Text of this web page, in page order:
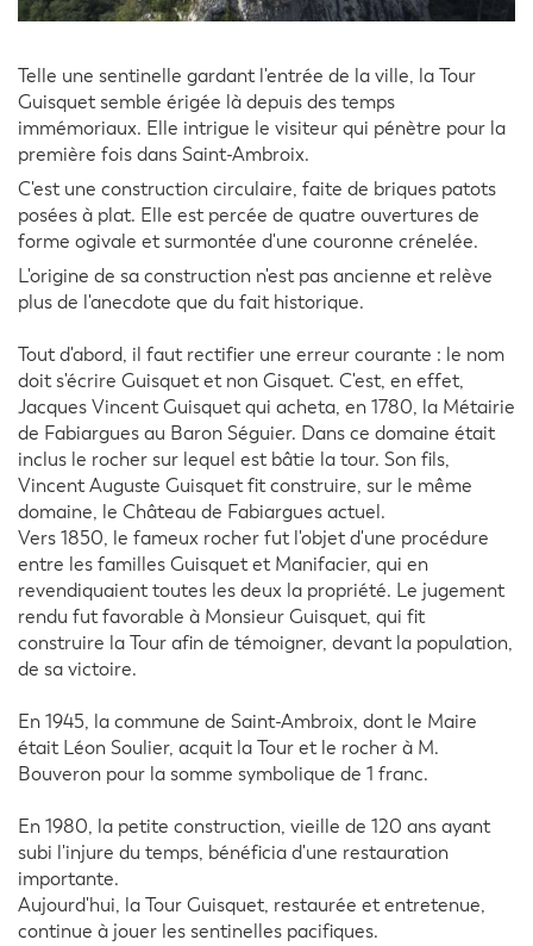
Telle une sentinelle gardant l'entrée de la ville, la Tour
Guisquet semble érigée là depuis des temps
immémoriaux. Elle intrigue le visiteur qui pénètre pour la
première fois dans Saint-Ambroix.
C'est une construction circulaire, faite de briques patots
posées à plat. Elle est percée de quatre ouvertures de
forme ogivale et surmontée d'une couronne crénelée.
L'origine de sa construction n'est pas ancienne et relève
plus de l'anecdote que du fait historique.
Tout d'abord, il faut rectifier une erreur courante : le nom
doit s'écrire Guisquet et non Gisquet. C'est, en effet,
Jacques Vincent Guisquet qui acheta, en 1780, la Métairie
de Fabiargues au Baron Séguier. Dans ce domaine était
inclus le rocher sur lequel est bâtie la tour. Son fils,
Vincent Auguste Guisquet fit construire, sur le même
domaine, le Château de Fabiargues actuel.
Vers 1850, le fameux rocher fut l'objet d'une procédure
entre les familles Guisquet et Manifacier, qui en
revendiquaient toutes les deux la propriété. Le jugement
rendu fut favorable à Monsieur Guisquet, qui fit
construire la Tour afin de témoigner, devant la population,
de sa victoire.
En 1945, la commune de Saint-Ambroix, dont le Maire
était Léon Soulier, acquit la Tour et le rocher à M.
Bouveron pour la somme symbolique de 1 franc.
En 1980, la petite construction, vieille de 120 ans ayant
subi l'injure du temps, bénéficia d'une restauration
importante.
Aujourd'hui, la Tour Guisquet, restaurée et entretenue,
continue à jouer les sentinelles pacifiques.